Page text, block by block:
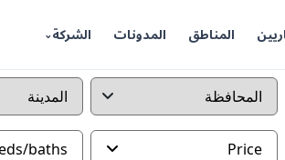
المناطق المدونات الشركة
Price
baths